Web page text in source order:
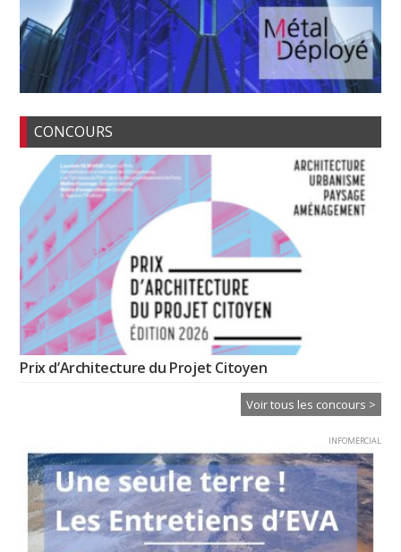
CONCOURS
Prix d’Architecture du Projet Citoyen
Voir tous les concours >
INFOMERCIAL